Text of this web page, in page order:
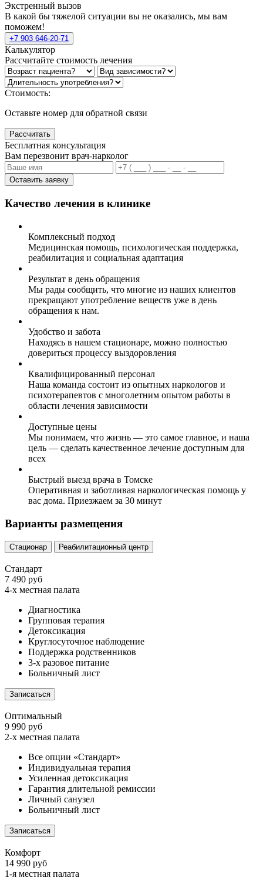
Экстренный вызов
В какой бы тяжелой ситуации вы не оказались, мы вам
поможем!
+7 903 646-20-71
Калькулятор
Рассчитайте стоимость лечения
Стоимость:
Оставьте номер для обратной связи
Рассчитать
Бесплатная консультация
Вам перезвонит врач-нарколог
Оставить заявку
Качество лечения в клинике
Комплексный подход
Медицинская помощь, психологическая поддержка,
реабилитация и социальная адаптация
Результат в день обращения
Мы рады сообщить, что многие из наших клиентов
прекращают употребление веществ уже в день
обращения к нам.
Удобство и забота
Находясь в нашем стационаре, можно полностью
довериться процессу выздоровления
Квалифицированный персонал
Наша команда состоит из опытных наркологов и
психотерапевтов с многолетним опытом работы в
области лечения зависимости
Доступные цены
Мы понимаем, что жизнь — это самое главное, и наша
цель — сделать качественное лечение доступным для
всех
Быстрый выезд врача в Томске
Оперативная и заботливая наркологическая помощь у
вас дома. Приезжаем за 30 минут
Варианты размещения
Стационар Реабилитационный центр
Стандарт
7 490 руб
4-х местная палата
Диагностика
Групповая терапия
Детоксикация
Круглосуточное наблюдение
Поддержка родственников
3-х разовое питание
Больничный лист
Записаться
Оптимальный
9 990 руб
2-х местная палата
Все опции «Стандарт»
Индивидуальная терапия
Усиленная детоксикация
Гарантия длительной ремиссии
Личный санузел
Больничный лист
Записаться
Комфорт
14 990 руб
1-я местная палата